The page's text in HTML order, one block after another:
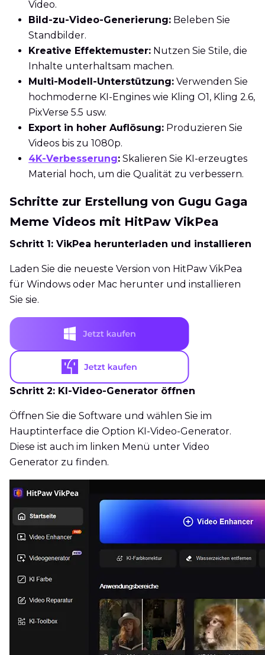
Video.
Bild-zu-Video-Generierung: Beleben Sie
Standbilder.
Kreative Effektemuster: Nutzen Sie Stile, die
Inhalte unterhaltsam machen.
Multi-Modell-Unterstützung: Verwenden Sie
hochmoderne KI-Engines wie Kling O1, Kling 2.6,
PixVerse 5.5 usw.
Export in hoher Auflösung: Produzieren Sie
Videos bis zu 1080p.
4K-Verbesserung: Skalieren Sie KI-erzeugtes
Material hoch, um die Qualität zu verbessern.
Schritte zur Erstellung von Gugu Gaga
Meme Videos mit HitPaw VikPea
Schritt 1: VikPea herunterladen und installieren
Laden Sie die neueste Version von HitPaw VikPea
für Windows oder Mac herunter und installieren
Sie sie.
Schritt 2: KI-Video-Generator öffnen
Öffnen Sie die Software und wählen Sie im
Hauptinterface die Option KI-Video-Generator.
Diese ist auch im linken Menü unter Video
Generator zu finden.